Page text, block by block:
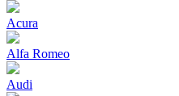
Acura
Alfa Romeo
Audi